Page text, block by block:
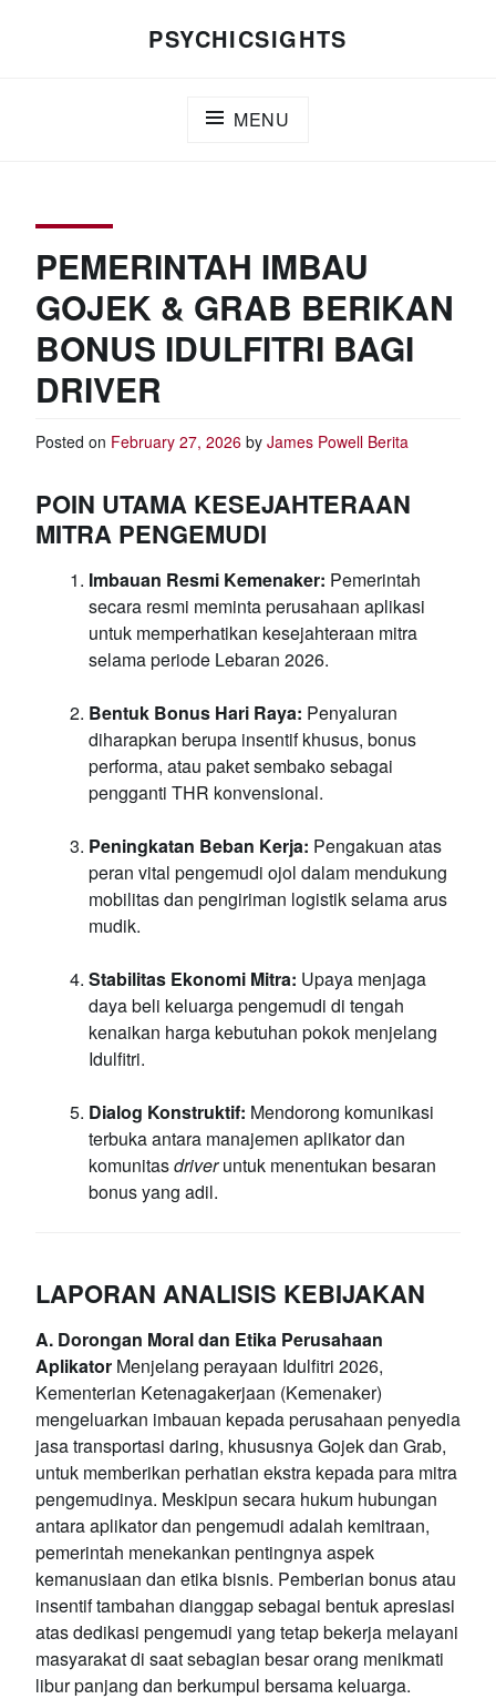
PSYCHICSIGHTS
MENU
PEMERINTAH IMBAU
GOJEK & GRAB BERIKAN
BONUS IDULFITRI BAGI
DRIVER
Posted on February 27, 2026 by James Powell Berita
POIN UTAMA KESEJAHTERAAN
MITRA PENGEMUDI
Imbauan Resmi Kemenaker: Pemerintah
secara resmi meminta perusahaan aplikasi
untuk memperhatikan kesejahteraan mitra
selama periode Lebaran 2026.
Bentuk Bonus Hari Raya: Penyaluran
diharapkan berupa insentif khusus, bonus
performa, atau paket sembako sebagai
pengganti THR konvensional.
Peningkatan Beban Kerja: Pengakuan atas
peran vital pengemudi ojol dalam mendukung
mobilitas dan pengiriman logistik selama arus
mudik.
Stabilitas Ekonomi Mitra: Upaya menjaga
daya beli keluarga pengemudi di tengah
kenaikan harga kebutuhan pokok menjelang
Idulfitri.
Dialog Konstruktif: Mendorong komunikasi
terbuka antara manajemen aplikator dan
komunitasdriveruntuk menentukan besaran
bonus yang adil.
LAPORAN ANALISIS KEBIJAKAN
A. Dorongan Moral dan Etika Perusahaan
Aplikator Menjelang perayaan Idulfitri 2026,
Kementerian Ketenagakerjaan (Kemenaker)
mengeluarkan imbauan kepada perusahaan penyedia
jasa transportasi daring, khususnya Gojek dan Grab,
untuk memberikan perhatian ekstra kepada para mitra
pengemudinya. Meskipun secara hukum hubungan
antara aplikator dan pengemudi adalah kemitraan,
pemerintah menekankan pentingnya aspek
kemanusiaan dan etika bisnis. Pemberian bonus atau
insentif tambahan dianggap sebagai bentuk apresiasi
atas dedikasi pengemudi yang tetap bekerja melayani
masyarakat di saat sebagian besar orang menikmati
libur panjang dan berkumpul bersama keluarga.